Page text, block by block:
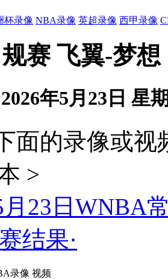
杯录像 NBA录像 英超录像 西甲录像
赛 飞翼-梦想
年5月23日 星
面的录像或
>
月23日WNBA
结果·
录像 视频